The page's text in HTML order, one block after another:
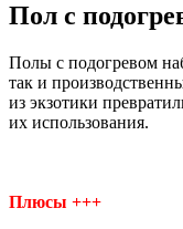
Пол с
Полы с подогревом
так и
из экзотики
их использования.
Плюсы +++